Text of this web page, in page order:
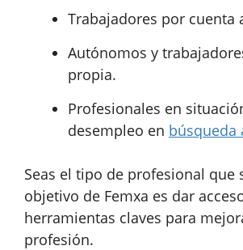
Trabajadores por cuenta
Autónomos y
propia.
Profesionales en
desempleo en búsqueda
Seas el tipo de profesional que
objetivo de Femxa es dar
herramientas claves para
profesión.